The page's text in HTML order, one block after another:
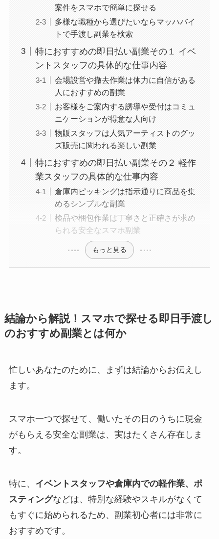
案件をスマホで簡単に探せる
多様な職種から選びたいならマッハバイ
トで手渡し副業を検索
特におすすめの即日払い副業その１ イベ
ントスタッフの具体的な仕事内容
会場設営や撤去作業は体力に自信がある
人におすすめの副業
お客様をご案内する誘導や受付はコミュ
ニケーションが得意な人向け
物販スタッフは人気アーティストのグッ
ズ販売に関われる楽しい副業
特におすすめの即日払い副業その２ 軽作
業スタッフの具体的な仕事内容
倉庫内ピッキングは指示通りに商品を集
めるシンプルな副業
検品や梱包作業は丁寧さと正確さが求め
られる安全なスマホ副業
もっと見る
結論から解説！スマホで探せる即日手渡し
のおすすめ副業とは何か
忙しいあなたのために、まずは結論からお伝えし
ます。
スマホ一つで探せて、働いたその日のうちに現金
がもらえる安全な副業は、実はたくさん存在しま
す。
特に、 イベントスタッフや倉庫内での軽作業、ポ
スティングなどは、特別な経験やスキルがなくて
もすぐに始められるため、副業初心者には非常に
おすすめです。